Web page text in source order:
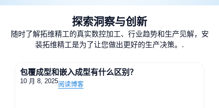
探索洞察与创新
随时了解拓维精工的真实数控加工、行业趋势和生产见解，安
装拓维精工是为了让您做出更好的生产决策。.
包覆成型和嵌入成型有什么区别？
10 月 8, 2025阅读博客